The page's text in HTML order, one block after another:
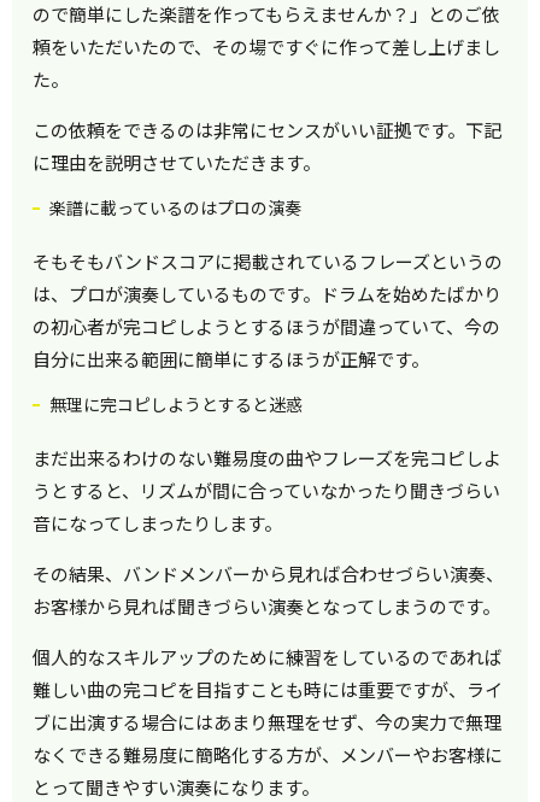
ので簡単にした楽譜を作ってもらえませんか？」とのご依
頼をいただいたので、その場ですぐに作って差し上げまし
た。
この依頼をできるのは非常にセンスがいい証拠です。下記
に理由を説明させていただきます。
楽譜に載っているのはプロの演奏
そもそもバンドスコアに掲載されているフレーズというの
は、プロが演奏しているものです。ドラムを始めたばかり
の初心者が完コピしようとするほうが間違っていて、今の
自分に出来る範囲に簡単にするほうが正解です。
無理に完コピしようとすると迷惑
まだ出来るわけのない難易度の曲やフレーズを完コピしよ
うとすると、リズムが間に合っていなかったり聞きづらい
音になってしまったりします。
その結果、バンドメンバーから見れば合わせづらい演奏、
お客様から見れば聞きづらい演奏となってしまうのです。
個人的なスキルアップのために練習をしているのであれば
難しい曲の完コピを目指すことも時には重要ですが、ライ
ブに出演する場合にはあまり無理をせず、今の実力で無理
なくできる難易度に簡略化する方が、メンバーやお客様に
とって聞きやすい演奏になります。